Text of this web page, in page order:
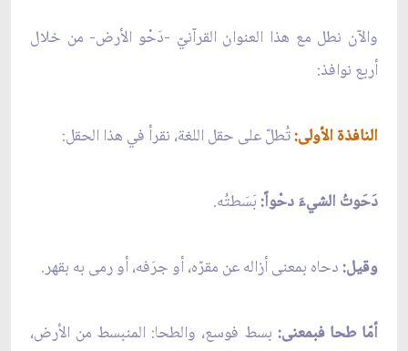
والآن نطل مع هذا العنوان القرآنيّ -دَحْو الأرض- من خلال
أربع نوافذ:
النافذة الأولى:تُطلّ على حقل اللغة، نقرأ في هذا الحقل:
دَحَوتُ الشيءَ دحْواً:بَسَطتُه.
وقيل:دحاه بمعنى أزاله عن مقرّه، أو جرَفه، أو رمى به بقهر.
أمّا طحا فبمعنى: بسط فوسع، والطحا: المنبسط من الأرض،